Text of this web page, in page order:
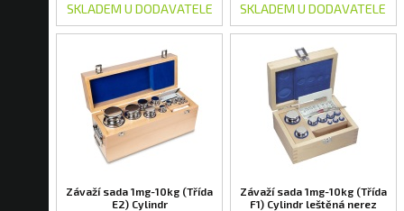
SKLADEM U DODAVATELE SKLADEM U DODAVATELE
Závaží sada 1mg-10kg (Třída
E2) Cylindr
Závaží sada 1mg-10kg (Třída
F1) Cylindr leštěná nerez